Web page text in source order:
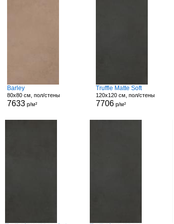
Barley
80x80 см, пол/стены
7633 р/м²
Truffle Matte Soft
120x120 см, пол/стены
7706 р/м²